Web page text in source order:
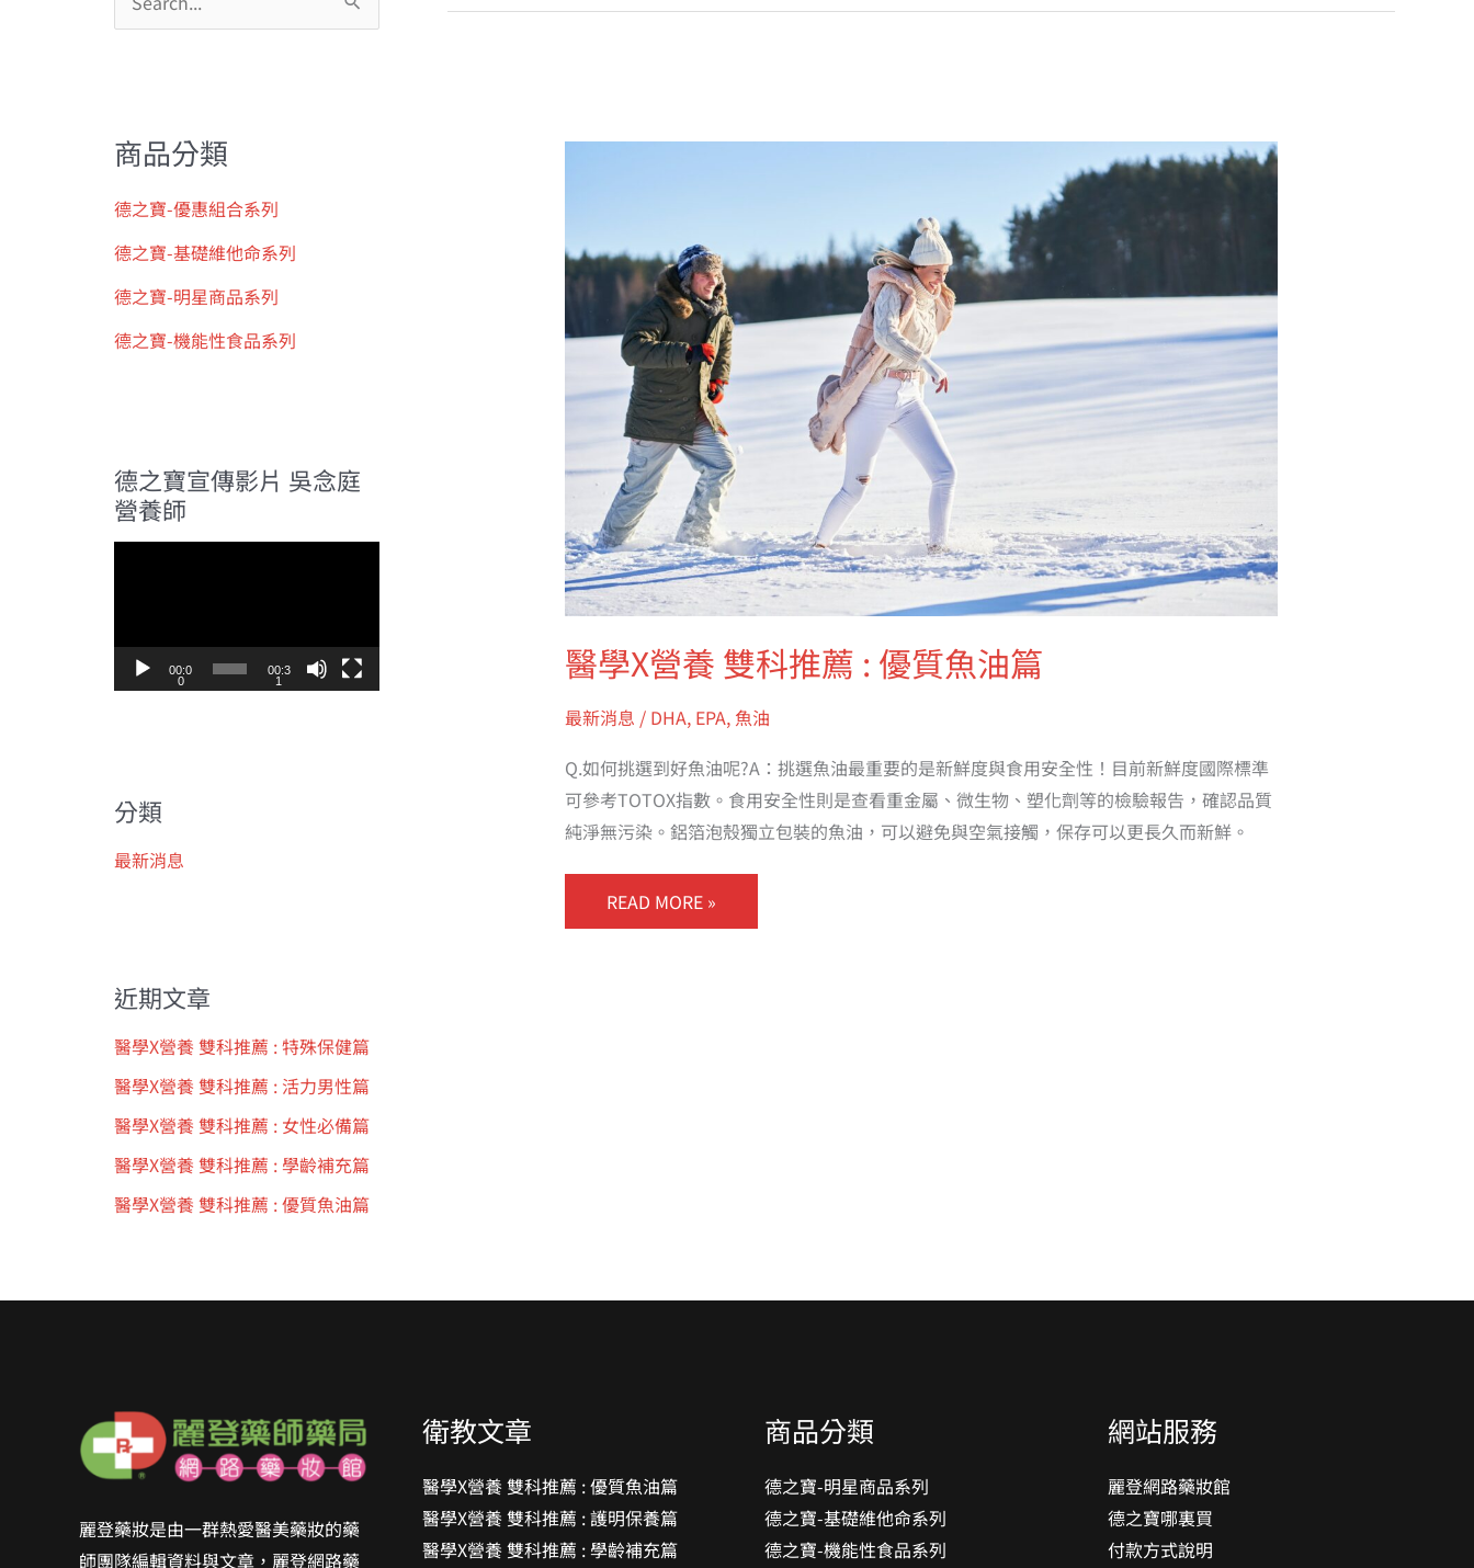
字
商品分類
德之寶-優惠組合系列
德之寶-基礎維他命系列
德之寶-明星商品系列
德之寶-機能性食品系列
德之寶宣傳影片 吳念庭
營養師
器
00:0
0
00:3
1
分類
最新消息
近期文章
醫學X營養 雙科推薦 : 特殊保健篇
醫學X營養 雙科推薦 : 活力男性篇
醫學X營養 雙科推薦 : 女性必備篇
醫學X營養 雙科推薦 : 學齡補充篇
醫學X營養 雙科推薦 : 優質魚油篇
醫學X營養 雙科推薦 : 優質魚油篇
最新消息 / DHA, EPA, 魚油
Q.如何挑選到好魚油呢?A：挑選魚油最重要的是新鮮度與食用安全性！目前新鮮度國際標準
可參考TOTOX指數。食用安全性則是查看重金屬、微生物、塑化劑等的檢驗報告，確認品質
純淨無污染。鋁箔泡殼獨立包裝的魚油，可以避免與空氣接觸，保存可以更長久而新鮮。
醫
科
推
薦
質
魚
篇
READ MORE »
麗登藥妝是由一群熱愛醫美藥妝的藥
師團隊編輯資料與文章，麗登網路藥
衛教文章
醫學X營養 雙科推薦 : 優質魚油篇
醫學X營養 雙科推薦 : 護明保養篇
醫學X營養 雙科推薦 : 學齡補充篇
商品分類
德之寶-明星商品系列
德之寶-基礎維他命系列
德之寶-機能性食品系列
網站服務
麗登網路藥妝館
德之寶哪裏買
付款方式說明